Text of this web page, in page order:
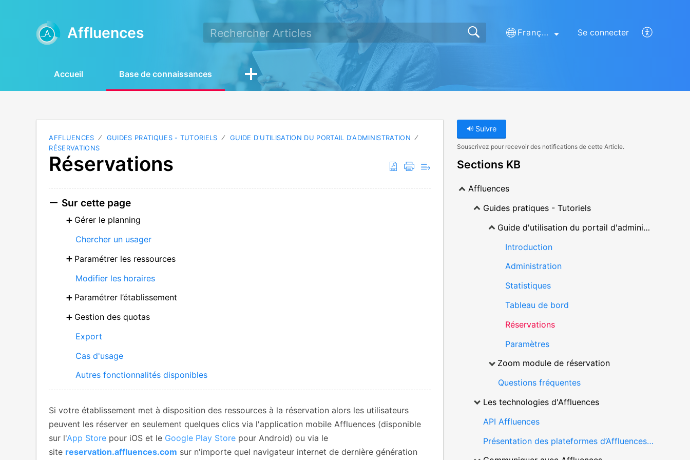
Affluences Français (France) Se connecter
Accueil Base de connaissances
AFFLUENCES GUIDES PRATIQUES - TUTORIELS
GUIDE D'UTILISATION DU PORTAIL D'ADMINISTRATION
RÉSERVATIONS
Réservations
Sur cette page
Gérer le planning
Chercher un usager
Paramétrer les ressources
Modifier les horaires
Paramétrer l’établissement
Gestion des quotas
Export
Cas d'usage
Autres fonctionnalités disponibles
Si votre établissement met à disposition des ressources à la réservation alors les utilisateurs
peuvent les réserver en seulement quelques clics via l'application mobile Affluences (disponible
sur l'App Store pour iOS et le Google Play Store pour Android) ou via le
site reservation.affluences.com sur n'importe quel navigateur internet de dernière génération
Suivre
Souscrivez pour recevoir des notifications de cette Article.
Sections KB
Affluences
Guides pratiques - Tutoriels
Guide d'utilisation du portail d'administration
Introduction
Administration
Statistiques
Tableau de bord
Réservations
Paramètres
Zoom module de réservation
Questions fréquentes
Les technologies d'Affluences
API Affluences
Présentation des plateformes d’Affluences (application mobile et site web)